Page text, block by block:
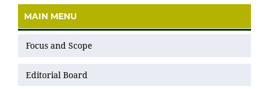
MAIN MENU
Focus and Scope
Editorial Board